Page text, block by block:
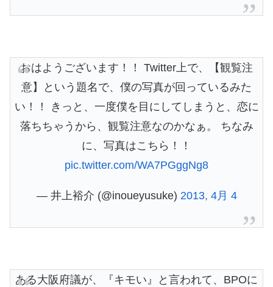
おはようございます！！ Twitter上で、【観覧注
意】という題名で、僕の写真が回っているみた
い！！ きっと、一度僕を目にしてしまうと、恋に
落ちちゃうから、観覧注意なのかなぁ。 ちなみ
に、写真はこちら！！
pic.twitter.com/WA7PGggNg8
— 井上裕介 (@inoueyusuke) 2013, 4月 4
ある大阪府議が、『キモい』と言われて、BPOに